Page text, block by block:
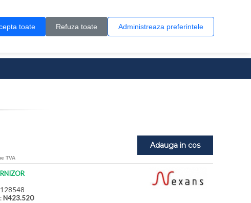
toate Refuza toate Administreaza preferintele
0 produs(e)
Adauga in cos
TVA
N423.520